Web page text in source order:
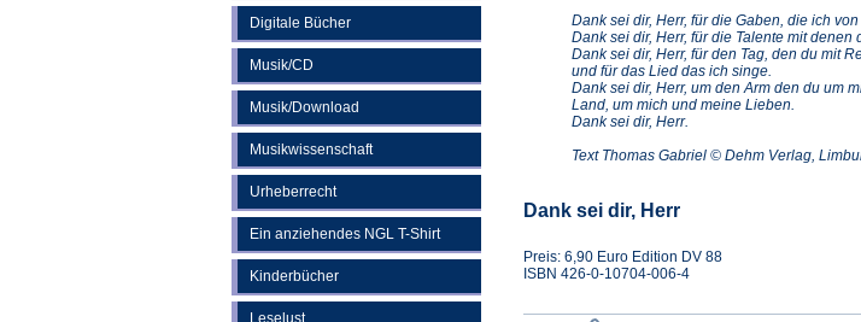
Digitale Bücher
Musik/CD
Musik/Download
Musikwissenschaft
Urheberrecht
Ein anziehendes NGL T-Shirt
Kinderbücher
Leselust
Dank sei dir, Herr, für die Gaben, die ich
Dank sei dir, Herr, für die Talente mit denen
Dank sei dir, Herr, für den Tag, den du mit
und für das Lied das ich singe.
Dank sei dir, Herr, um den Arm den du um
Land, um mich und meine Lieben.
Dank sei dir, Herr.
Text Thomas Gabriel © Dehm Verlag,
Dank sei dir, Herr
Preis: 6,90 Euro Edition DV 88
ISBN 426-0-10704-006-4